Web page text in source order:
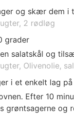
og skær dem i
2 rødløg
grader
salatskål og
Olivenolie,
i et enkelt lag
Efter 10
grøntsagerne og